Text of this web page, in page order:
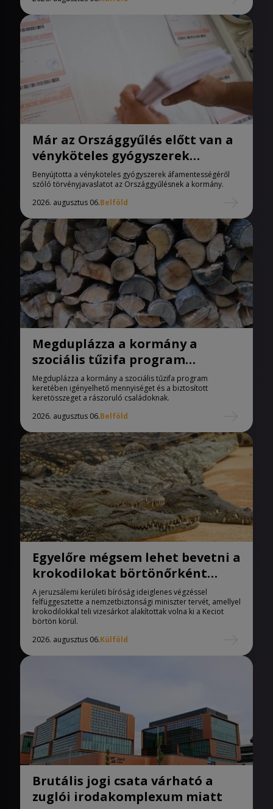
Már az Országgyűlés előtt van a
vényköteles gyógyszerek
áfamentességéről szóló
törvényjavaslat
Benyújtotta a vényköteles gyógyszerek áfamentességéről
szóló törvényjavaslatot az Országgyűlésnek a kormány.
2026. augusztus 06.Belföld
Megduplázza a kormány a
szociális tűzifa program
keretében igényelhető
mennyiséget
Megduplázza a kormány a szociális tűzifa program
keretében igényelhető mennyiséget és a biztosított
keretösszeget a rászoruló családoknak.
2026. augusztus 06.Belföld
Egyelőre mégsem lehet bevetni a
krokodilokat börtönőrként
Izraelben
A jeruzsálemi kerületi bíróság ideiglenes végzéssel
felfüggesztette a nemzetbiztonsági miniszter tervét, amellyel
krokodilokkal teli vizesárkot alakítottak volna ki a Keciot
börtön körül.
2026. augusztus 06.Külföld
Brutális jogi csata várható a
zuglói irodakomplexum miatt